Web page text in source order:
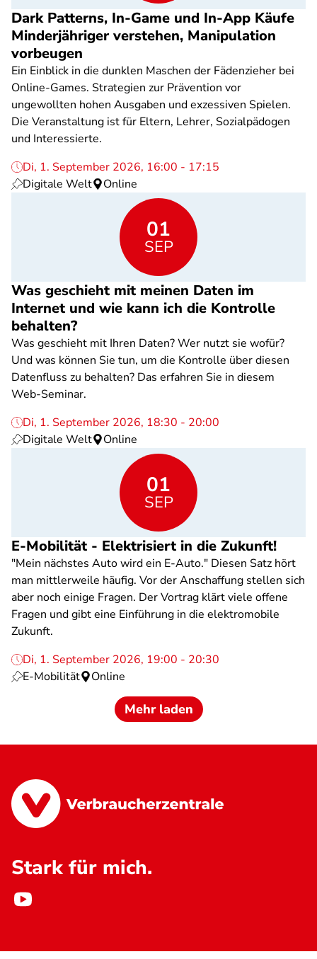
Dark Patterns, In-Game und In-App Käufe
Minderjähriger verstehen, Manipulation
vorbeugen
Ein Einblick in die dunklen Maschen der Fädenzieher bei
Online-Games. Strategien zur Prävention vor
ungewollten hohen Ausgaben und exzessiven Spielen.
Die Veranstaltung ist für Eltern, Lehrer, Sozialpädogen
und Interessierte.
Di, 1. September 2026, 16:00 - 17:15
Digitale Welt
Online
01
SEP
Was geschieht mit meinen Daten im
Internet und wie kann ich die Kontrolle
behalten?
Was geschieht mit Ihren Daten? Wer nutzt sie wofür?
Und was können Sie tun, um die Kontrolle über diesen
Datenfluss zu behalten? Das erfahren Sie in diesem
Web-Seminar.
Di, 1. September 2026, 18:30 - 20:00
Digitale Welt
Online
01
SEP
E-Mobilität - Elektrisiert in die Zukunft!
"Mein nächstes Auto wird ein E-Auto." Diesen Satz hört
man mittlerweile häufig. Vor der Anschaffung stellen sich
aber noch einige Fragen. Der Vortrag klärt viele offene
Fragen und gibt eine Einführung in die elektromobile
Zukunft.
Di, 1. September 2026, 19:00 - 20:30
E-Mobilität
Online
Mehr laden
Stark für mich.